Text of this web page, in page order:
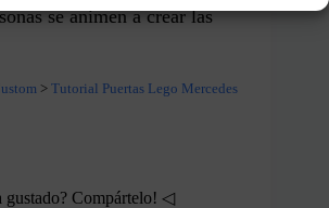
se animen a crear las
> Tutorial Puertas Lego Mercedes
gustado? Compártelo! ◁